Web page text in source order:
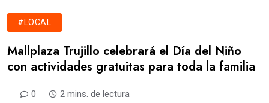
#LOCAL
Mallplaza Trujillo celebrará el Día del Niño
con actividades gratuitas para toda la familia
0 2 mins. de lectura